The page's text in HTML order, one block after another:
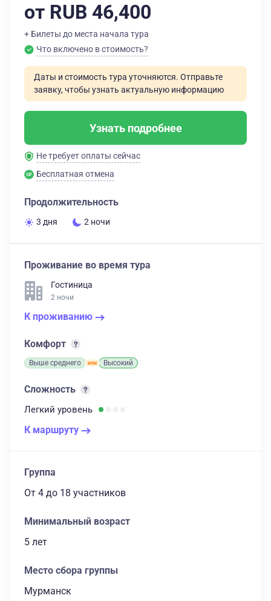
от RUB 46,400
+ Билеты до места начала тура
Что включено в стоимость?
Даты и стоимость тура уточняются. Отправьте
заявку, чтобы узнать актуальную информацию
Узнать подробнее
Не требует оплаты сейчас
Бесплатная отмена
Продолжительность
3 дня 2 ночи
Проживание во время тура
Гостиница
2 ночи
К проживанию
Комфорт
Выше среднего Высокий
Сложность
Легкий уровень
К маршруту
Группа
От 4 до 18 участников
Минимальный возраст
5 лет
Место сбора группы
Мурманск